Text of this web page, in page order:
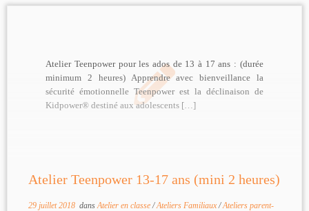
Atelier Teenpower pour les ados de 13 à 17 ans : (durée
minimum 2 heures) Apprendre avec bienveillance la
sécurité émotionnelle Teenpower est la déclinaison de
Kidpower® destiné aux adolescents […]
Atelier Teenpower 13-17 ans (mini 2 heures)
29 juillet 2018dansAtelier en classe/Ateliers Familiaux/Ateliers parent-